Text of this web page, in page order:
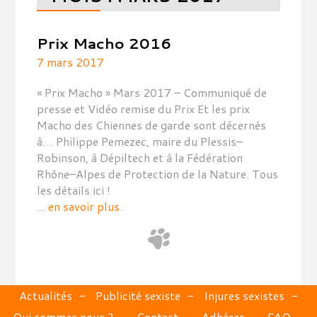
Prix Macho 2016
7 mars 2017
« Prix Macho » Mars 2017 – Communiqué de
presse et Vidéo remise du Prix Et les prix
Macho des Chiennes de garde sont décernés
à… Philippe Pemezec, maire du Plessis–
Robinson, à Dépiltech et à la Fédération
Rhône–Alpes de Protection de la Nature. Tous
les détails ici !
...en savoir plus.
Actualités Publicité sexiste
Injures sexistes